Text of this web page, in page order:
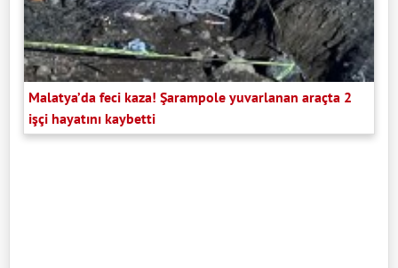
Malatya’da feci kaza! Şarampole yuvarlanan araçta 2
işçi hayatını kaybetti